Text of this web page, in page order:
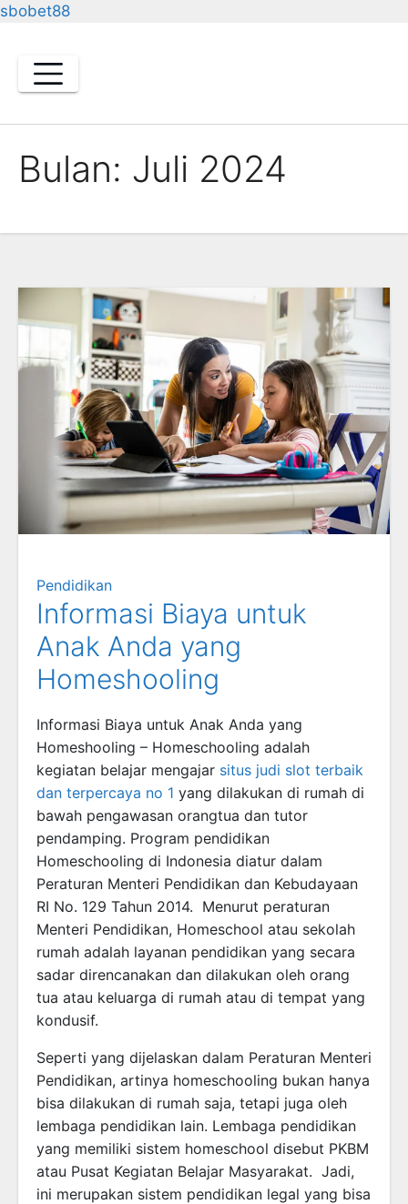
sbobet88
content
Bulan: Juli 2024
Pendidikan
Informasi Biaya untuk
Anak Anda yang
Homeshooling
Informasi Biaya untuk Anak Anda yang
Homeshooling – Homeschooling adalah
kegiatan belajar mengajar situs judi slot terbaik
dan terpercaya no 1 yang dilakukan di rumah di
bawah pengawasan orangtua dan tutor
pendamping. Program pendidikan
Homeschooling di Indonesia diatur dalam
Peraturan Menteri Pendidikan dan Kebudayaan
RI No. 129 Tahun 2014. Menurut peraturan
Menteri Pendidikan, Homeschool atau sekolah
rumah adalah layanan pendidikan yang secara
sadar direncanakan dan dilakukan oleh orang
tua atau keluarga di rumah atau di tempat yang
kondusif.
Seperti yang dijelaskan dalam Peraturan Menteri
Pendidikan, artinya homeschooling bukan hanya
bisa dilakukan di rumah saja, tetapi juga oleh
lembaga pendidikan lain. Lembaga pendidikan
yang memiliki sistem homeschool disebut PKBM
atau Pusat Kegiatan Belajar Masyarakat. Jadi,
ini merupakan sistem pendidikan legal yang bisa